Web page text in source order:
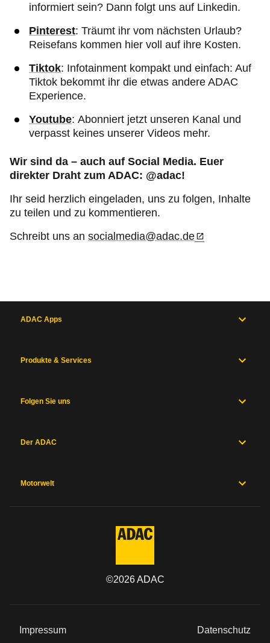
informiert sein? Dann folgt uns auf Linkedin.
Pinterest: Träumt ihr vom nächsten Urlaub?
Reisefans kommen hier voll auf ihre Kosten.
Tiktok: Infotainment kompakt und einfach: Auf
Tiktok bekommt ihr die etwas andere ADAC
Experience.
Youtube: Abonniert jetzt unseren Kanal und
verpasst keines unserer Videos mehr.
Wir sind da – auch auf Social Media. Euer
direkter Draht zum ADAC: @adac!
Ihr seid herzlich eingeladen, uns zu folgen, Inhalte
zu teilen und zu kommentieren.
Schreibt uns an socialmedia@adac.de
ADAC Apps
Produkte & Services
Folgen Sie uns
Der ADAC
Motorwelt
©2026ADAC
Impressum Datenschutz